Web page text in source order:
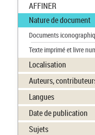
AFFINER
Nature de document
Documents
Texte imprimé et livre
Localisation
Auteurs,
Langues
Date de publication
Sujets